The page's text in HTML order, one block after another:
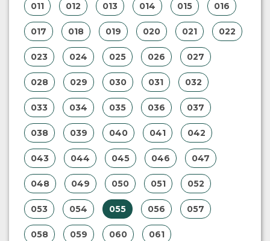
011 012 013 014 015 016
017 018 019 020 021 022
023 024 025 026 027
028 029 030 031 032
033 034 035 036 037
038 039 040 041 042
043 044 045 046 047
048 049 050 051 052
053 054 055 056 057
058 059 060 061